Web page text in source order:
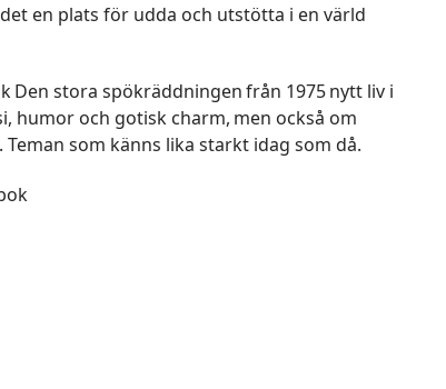
en plats för udda och utstötta i en värld
Den stora spökräddningen från 1975 nytt liv i
humor och gotisk charm, men också om
som känns lika starkt idag som då.